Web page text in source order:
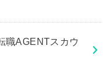
職AGENTスカウ